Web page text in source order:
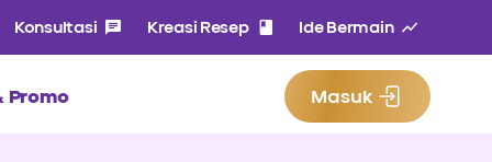
Konsultasi Kreasi Resep Ide Bermain
Promo Masuk